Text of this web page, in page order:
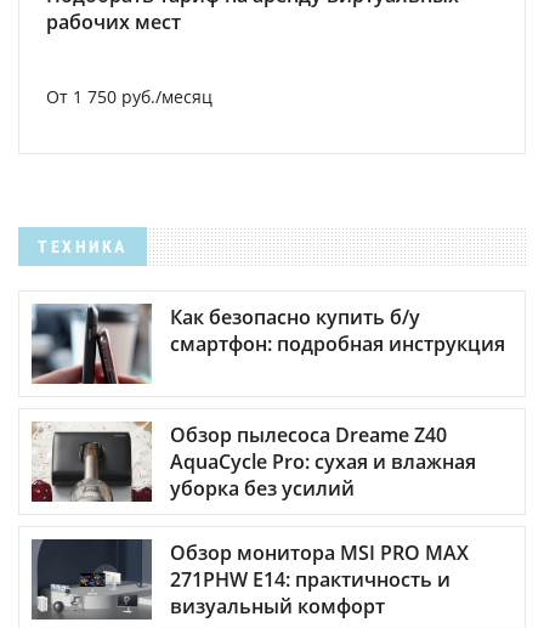
рабочих мест
От 1 750 руб./месяц
ТЕХНИКА
Как безопасно купить б/у
смартфон: подробная инструкция
Обзор пылесоса Dreame Z40
AquaCycle Pro: сухая и влажная
уборка без усилий
Обзор монитора MSI PRO MAX
271PHW E14: практичность и
визуальный комфорт